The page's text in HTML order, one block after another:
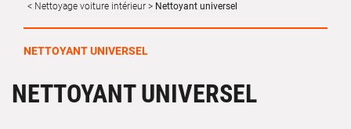
Nettoyage voiture intérieur Nettoyant universel
NETTOYANT UNIVERSEL
NETTOYANT UNIVERSEL